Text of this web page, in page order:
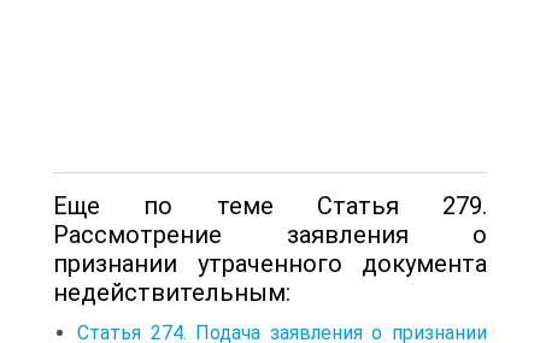
Еще по теме Статья 279.
Рассмотрение заявления о
признании утраченного документа
недействительным:
Статья 274. Подача заявления о признании